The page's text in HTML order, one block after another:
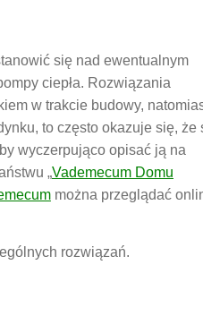
się nad ewentualnym
ciepła. Rozwiązania
w trakcie budowy,
to często okazuje się, że
wyczerpująco opisać ją na
„Vademecum Domu
można przeglądać
rozwiązań.